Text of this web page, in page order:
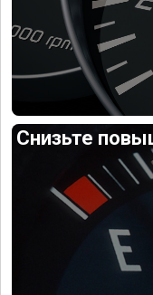
Снизьте